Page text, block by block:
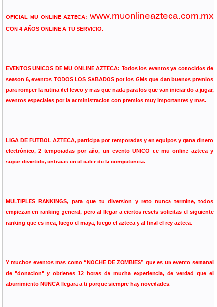
OFICIAL MU ONLINE AZTECA: www.muonlineazteca.com.mx
CON 4 AÑOS ONLINE A TU SERVICIO.
EVENTOS UNICOS DE MU ONLINE AZTECA: Todos los eventos ya conocidos de
season 6, eventos TODOS LOS SABADOS por los GMs que dan buenos premios
para romper la rutina del leveo y mas que nada para los que van iniciando a jugar,
eventos especiales por la administracion con premios muy importantes y mas.
LIGA DE FUTBOL AZTECA, participa por temporadas y en equipos y gana dinero
electrónico, 2 temporadas por año, un evento UNICO de mu online azteca y
super divertido, entraras en el calor de la competencia.
MULTIPLES RANKINGS, para que tu diversion y reto nunca termine, todos
empiezan en ranking general, pero al llegar a ciertos resets solicitas el siguiente
ranking que es inca, luego el maya, luego el azteca y al final el rey azteca.
Y muchos eventos mas como “NOCHE DE ZOMBIES” que es un evento semanal
de "donacion" y obtienes 12 horas de mucha experiencia, de verdad que el
aburrimiento NUNCA llegara a ti porque siempre hay novedades.